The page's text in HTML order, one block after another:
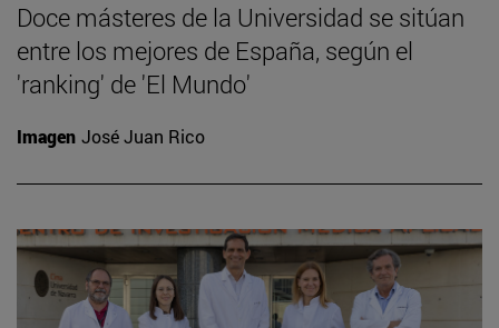
Doce másteres de la Universidad se sitúan
entre los mejores de España, según el
'ranking' de 'El Mundo'
Imagen José Juan Rico